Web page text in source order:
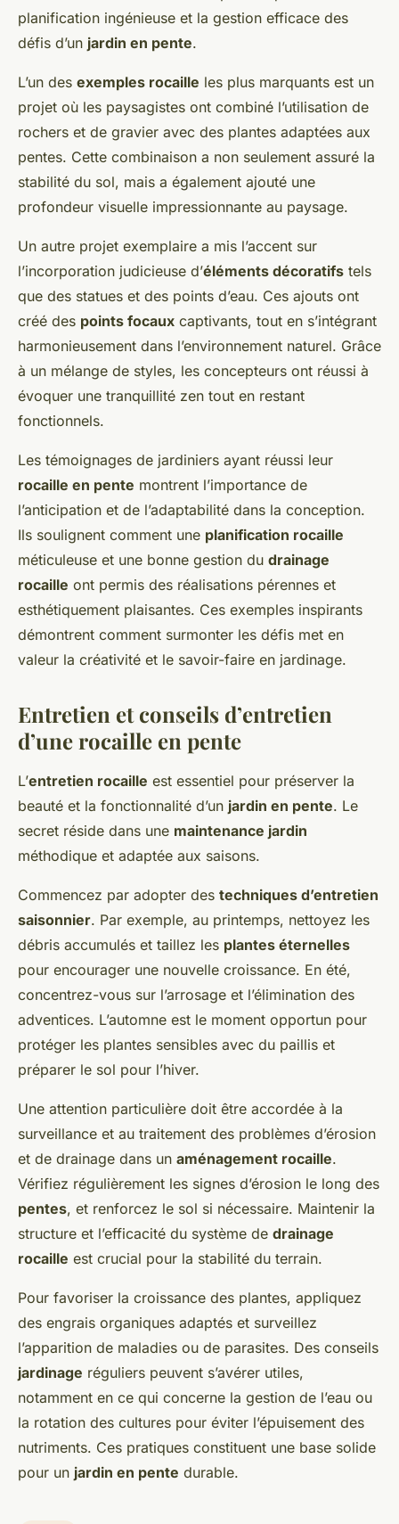
planification ingénieuse et la gestion efficace des
défis d’un jardin en pente.
L’un des exemples rocaille les plus marquants est un
projet où les paysagistes ont combiné l’utilisation de
rochers et de gravier avec des plantes adaptées aux
pentes. Cette combinaison a non seulement assuré la
stabilité du sol, mais a également ajouté une
profondeur visuelle impressionnante au paysage.
Un autre projet exemplaire a mis l’accent sur
l’incorporation judicieuse d’éléments décoratifs tels
que des statues et des points d’eau. Ces ajouts ont
créé des points focaux captivants, tout en s’intégrant
harmonieusement dans l’environnement naturel. Grâce
à un mélange de styles, les concepteurs ont réussi à
évoquer une tranquillité zen tout en restant
fonctionnels.
Les témoignages de jardiniers ayant réussi leur
rocaille en pente montrent l’importance de
l’anticipation et de l’adaptabilité dans la conception.
Ils soulignent comment une planification rocaille
méticuleuse et une bonne gestion du drainage
rocaille ont permis des réalisations pérennes et
esthétiquement plaisantes. Ces exemples inspirants
démontrent comment surmonter les défis met en
valeur la créativité et le savoir-faire en jardinage.
Entretien et conseils d’entretien
d’une rocaille en pente
L’entretien rocaille est essentiel pour préserver la
beauté et la fonctionnalité d’un jardin en pente. Le
secret réside dans une maintenance jardin
méthodique et adaptée aux saisons.
Commencez par adopter des techniques d’entretien
saisonnier. Par exemple, au printemps, nettoyez les
débris accumulés et taillez les plantes éternelles
pour encourager une nouvelle croissance. En été,
concentrez-vous sur l’arrosage et l’élimination des
adventices. L’automne est le moment opportun pour
protéger les plantes sensibles avec du paillis et
préparer le sol pour l’hiver.
Une attention particulière doit être accordée à la
surveillance et au traitement des problèmes d’érosion
et de drainage dans un aménagement rocaille.
Vérifiez régulièrement les signes d’érosion le long des
pentes, et renforcez le sol si nécessaire. Maintenir la
structure et l’efficacité du système de drainage
rocaille est crucial pour la stabilité du terrain.
Pour favoriser la croissance des plantes, appliquez
des engrais organiques adaptés et surveillez
l’apparition de maladies ou de parasites. Des conseils
jardinage réguliers peuvent s’avérer utiles,
notamment en ce qui concerne la gestion de l’eau ou
la rotation des cultures pour éviter l’épuisement des
nutriments. Ces pratiques constituent une base solide
pour un jardin en pente durable.